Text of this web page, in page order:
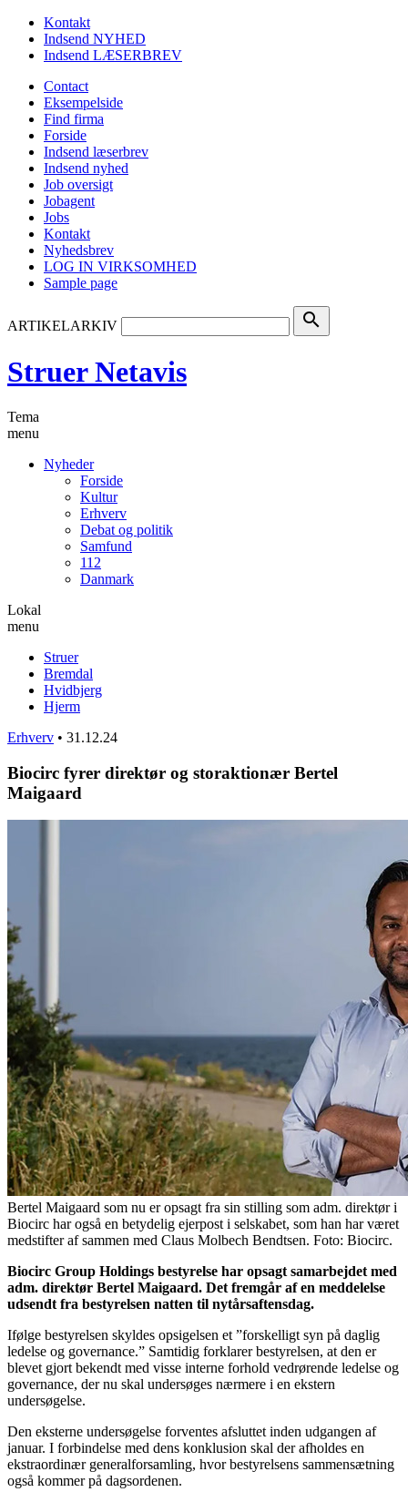
Kontakt
Indsend NYHED
Indsend LÆSERBREV
Contact
Eksempelside
Find firma
Forside
Indsend læserbrev
Indsend nyhed
Job oversigt
Jobagent
Jobs
Kontakt
Nyhedsbrev
LOG IN VIRKSOMHED
Sample page
ARTIKELARKIV search
Struer Netavis
Tema
menu
Nyheder
Forside
Kultur
Erhverv
Debat og politik
Samfund
112
Danmark
Lokal
menu
Struer
Bremdal
Hvidbjerg
Hjerm
Erhverv • 31.12.24
Biocirc fyrer direktør og storaktionær Bertel
Maigaard
Bertel Maigaard som nu er opsagt fra sin stilling som adm. direktør i
Biocirc har også en betydelig ejerpost i selskabet, som han har været
medstifter af sammen med Claus Molbech Bendtsen. Foto: Biocirc.
Biocirc Group Holdings bestyrelse har opsagt samarbejdet med
adm. direktør Bertel Maigaard. Det fremgår af en meddelelse
udsendt fra bestyrelsen natten til nytårsaftensdag.
Ifølge bestyrelsen skyldes opsigelsen et ”forskelligt syn på daglig
ledelse og governance.” Samtidig forklarer bestyrelsen, at den er
blevet gjort bekendt med visse interne forhold vedrørende ledelse og
governance, der nu skal undersøges nærmere i en ekstern
undersøgelse.
Den eksterne undersøgelse forventes afsluttet inden udgangen af
januar. I forbindelse med dens konklusion skal der afholdes en
ekstraordinær generalforsamling, hvor bestyrelsens sammensætning
også kommer på dagsordenen.